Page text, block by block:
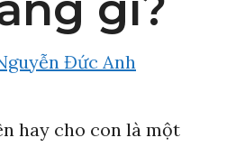
Đức Anh
hay cho con là một